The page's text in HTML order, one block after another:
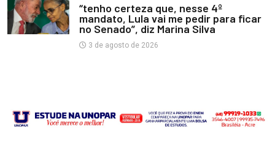
“tenho certeza que, nesse 4º
mandato, Lula vai me pedir para ficar
no Senado”, diz Marina Silva
3 de agosto de 2026